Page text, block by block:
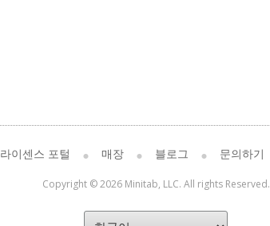
라이센스 포털 매장 블로그 문의하기
Copyright © 2026 Minitab, LLC. All rights Reserved.